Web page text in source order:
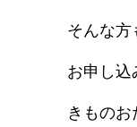
そんな方
お申し込
きもの